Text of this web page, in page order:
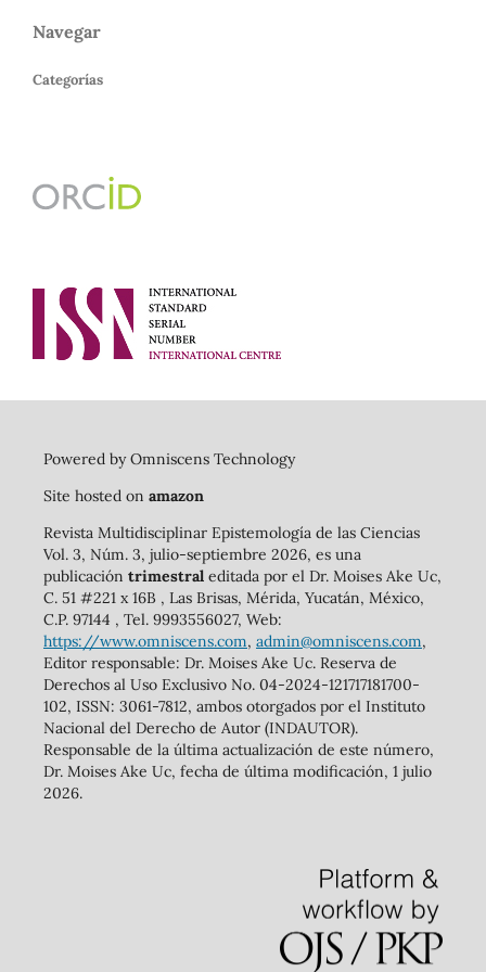
Navegar
Categorías
Powered by Omniscens Technology
Site hosted on amazon
Revista Multidisciplinar Epistemología de las Ciencias
Vol. 3, Núm. 3, julio-septiembre 2026, es una
publicación trimestraleditada por el Dr. Moises Ake Uc,
C. 51 #221 x 16B , Las Brisas, Mérida, Yucatán, México,
C.P. 97144 , Tel. 9993556027, Web:
https://www.omniscens.com, admin@omniscens.com,
Editor responsable: Dr. Moises Ake Uc. Reserva de
Derechos al Uso Exclusivo No. 04-2024-121717181700-
102, ISSN: 3061-7812, ambos otorgados por el Instituto
Nacional del Derecho de Autor (INDAUTOR).
Responsable de la última actualización de este número,
Dr. Moises Ake Uc, fecha de última modificación, 1 julio
2026.